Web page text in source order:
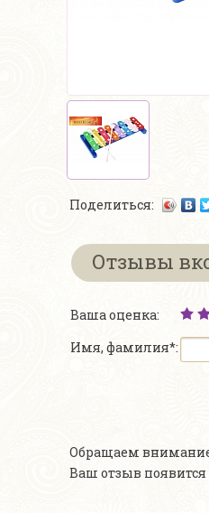
Поделиться:
Отзывы
Ваша оценка:
Имя, фамилия*:
Обращаем
Ваш отзыв появится